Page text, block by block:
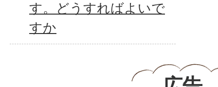
す。どうすればよいで
すか